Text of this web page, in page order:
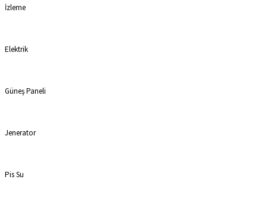
İzleme
Elektrik
Güneş Paneli
Jenerator
Pis Su